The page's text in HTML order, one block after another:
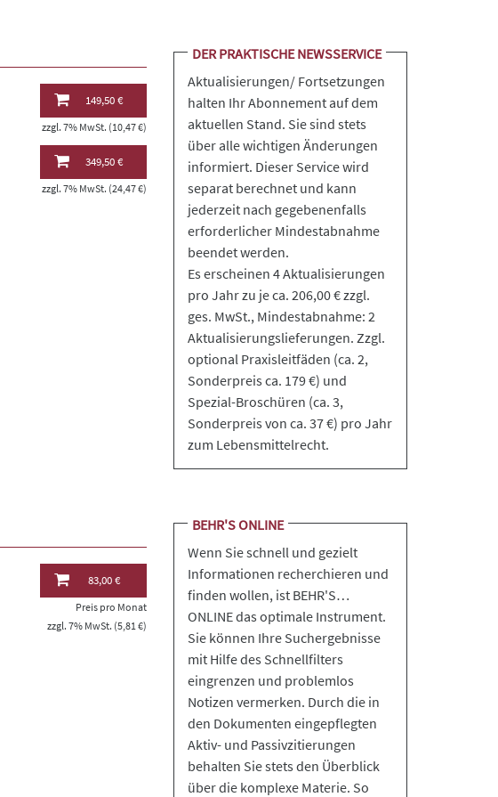
149,50 €
zzgl. 7% MwSt. (10,47 €)
349,50 €
zzgl. 7% MwSt. (24,47 €)
DER PRAKTISCHE NEWSSERVICE
Aktualisierungen/ Fortsetzungen
halten Ihr Abonnement auf dem
aktuellen Stand. Sie sind stets
über alle wichtigen Änderungen
informiert. Dieser Service wird
separat berechnet und kann
jederzeit nach gegebenenfalls
erforderlicher Mindestabnahme
beendet werden.
Es erscheinen 4 Aktualisierungen
pro Jahr zu je ca. 206,00 € zzgl.
ges. MwSt., Mindestabnahme: 2
Aktualisierungslieferungen. Zzgl.
optional Praxisleitfäden (ca. 2,
Sonderpreis ca. 179 €) und
Spezial-Broschüren (ca. 3,
Sonderpreis von ca. 37 €) pro Jahr
zum Lebensmittelrecht.
83,00 €
Preis pro Monat
zzgl. 7% MwSt. (5,81 €)
BEHR'S ONLINE
Wenn Sie schnell und gezielt
Informationen recherchieren und
finden wollen, ist BEHR'S…
ONLINE das optimale Instrument.
Sie können Ihre Suchergebnisse
mit Hilfe des Schnellfilters
eingrenzen und problemlos
Notizen vermerken. Durch die in
den Dokumenten eingepflegten
Aktiv- und Passivzitierungen
behalten Sie stets den Überblick
über die komplexe Materie. So